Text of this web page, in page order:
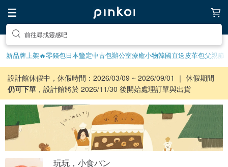
前往尋找靈感吧
新品牌上架🔥零錢包日本鑒定中古包辦公室療癒小物韓國直送皮革包父親節
設計館休假中，休假時間：2026/03/09 ~ 2026/09/01 ｜ 休假期間
仍可下單 ，設計館將於 2026/11/30 後開始處理訂單與出貨
玩玩，小食パン